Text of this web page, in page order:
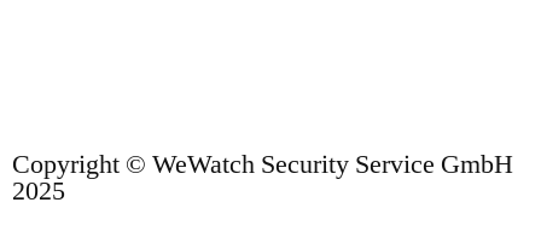
Copyright © WeWatch Security Service GmbH
2025